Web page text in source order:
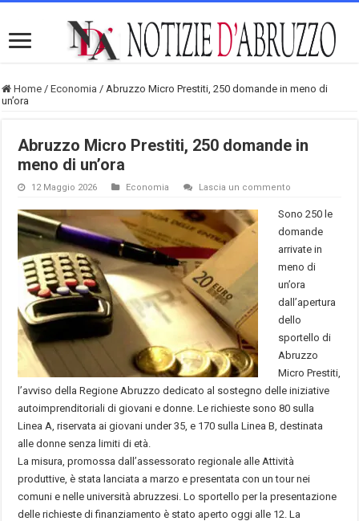
Home / Economia / Abruzzo Micro Prestiti, 250 domande in meno di
un’ora
Abruzzo Micro Prestiti, 250 domande in
meno di un’ora
12 Maggio 2026 Economia Lascia un commento
Sono 250 le
domande
arrivate in
meno di
un’ora
dall’apertura
dello
sportello di
Abruzzo
Micro Prestiti,
l’avviso della Regione Abruzzo dedicato al sostegno delle iniziative
autoimprenditoriali di giovani e donne. Le richieste sono 80 sulla
Linea A, riservata ai giovani under 35, e 170 sulla Linea B, destinata
alle donne senza limiti di età.
La misura, promossa dall’assessorato regionale alle Attività
produttive, è stata lanciata a marzo e presentata con un tour nei
comuni e nelle università abruzzesi. Lo sportello per la presentazione
delle richieste di finanziamento è stato aperto oggi alle 12. La